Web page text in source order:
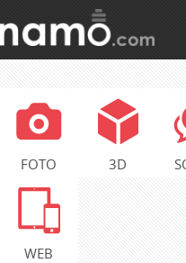
Jump to navigation
FOTO 3D
WEB